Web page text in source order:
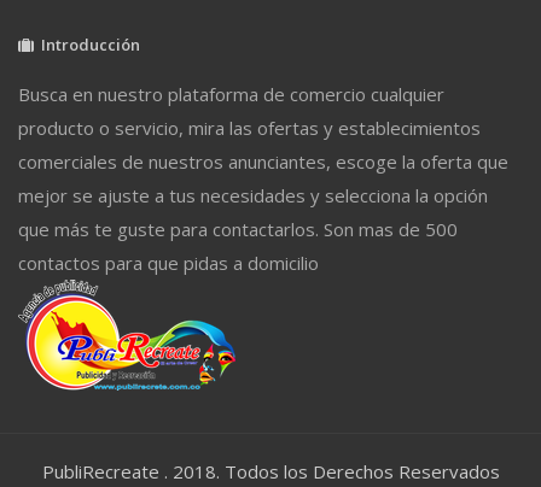
Introducción
Busca en nuestro plataforma de comercio cualquier
producto o servicio, mira las ofertas y establecimientos
comerciales de nuestros anunciantes, escoge la oferta que
mejor se ajuste a tus necesidades y selecciona la opción
que más te guste para contactarlos. Son mas de 500
contactos para que pidas a domicilio
PubliRecreate . 2018. Todos los Derechos Reservados